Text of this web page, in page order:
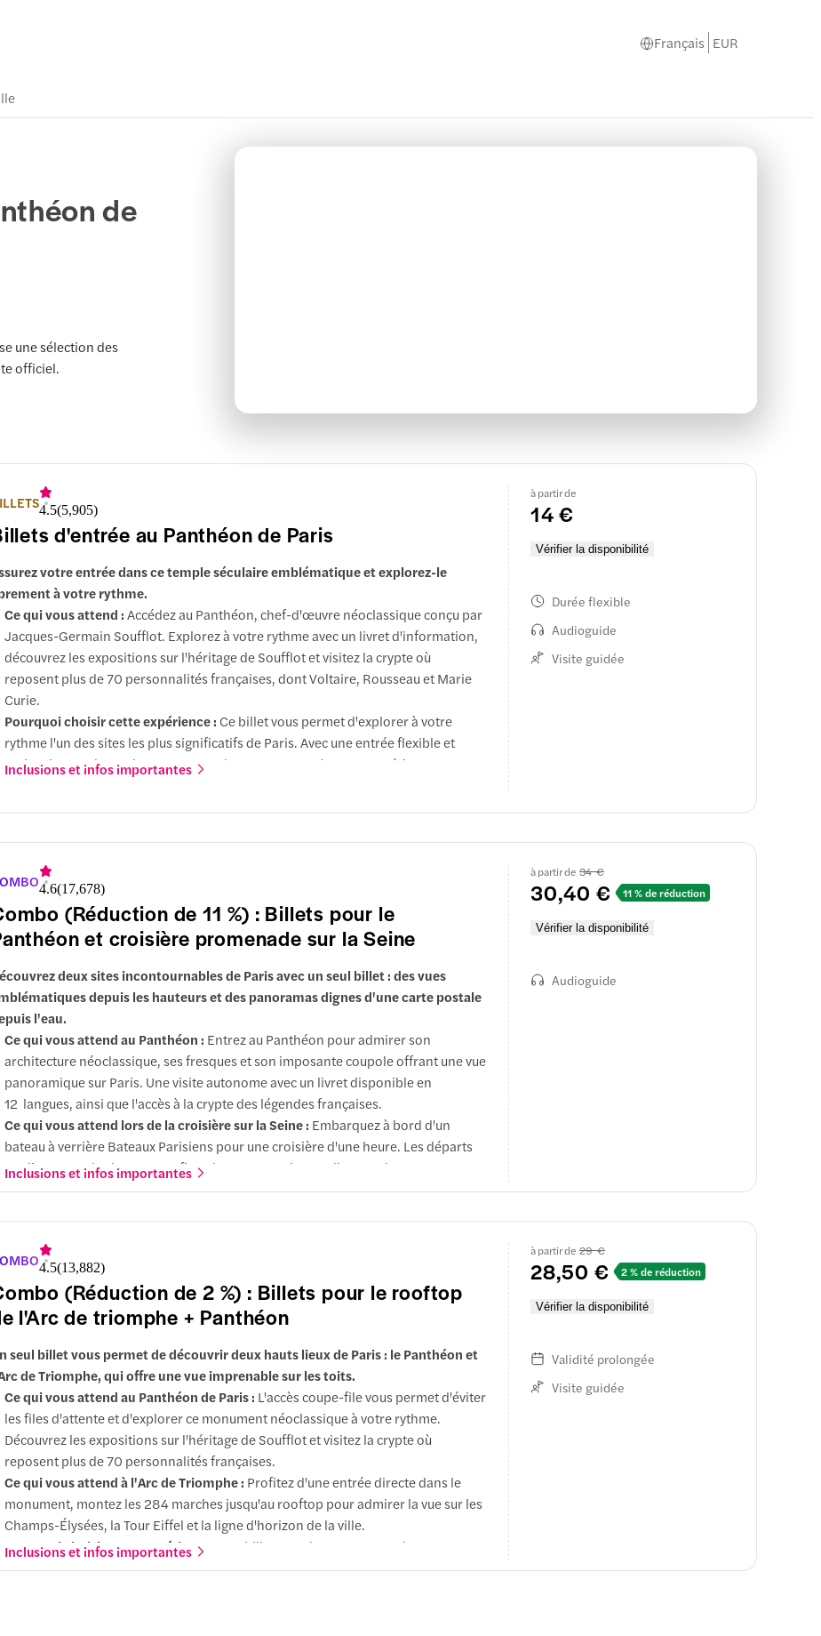
Français EUR
de
une sélection des
officiel.
4.5(5,905)
d'entrée au Panthéon de Paris
à partir de
14 €
Vérifier la disponibilité
Durée flexible
Audioguide
Visite guidée
votre entrée dans ce temple séculaire emblématique et explorez-le
à votre rythme.
Ce qui vous attend :Accédez au Panthéon, chef-d'œuvre néoclassique conçu par
Jacques-Germain Soufflot. Explorez à votre rythme avec un livret d'information,
découvrez les expositions sur l'héritage de Soufflot et visitez la crypte où
reposent plus de 70 personnalités françaises, dont Voltaire, Rousseau et Marie
Curie.
Pourquoi choisir cette expérience : Ce billet vous permet d'explorer à votre
rythme l'un des sites les plus significatifs de Paris. Avec une entrée flexible et
moins de monde que les autres grands monuments, c'est une expérience
heure le long de la Seine avec des commentaires audio disponibles en 14 langues.
Inclusions et infos importantes
4.6(17,678)
(Réduction de 11 %) : Billets pour le
et croisière promenade sur la Seine
à partir de 34 €
30,40 € 11 % de réduction
Vérifier la disponibilité
Audioguide
deux sites incontournables de Paris avec un seul billet : des vues
depuis les hauteurs et des panoramas dignes d'une carte postale
l'eau.
Ce qui vous attend au Panthéon : Entrez au Panthéon pour admirer son
architecture néoclassique, ses fresques et son imposante coupole offrant une vue
panoramique sur Paris. Une visite autonome avec un livret disponible en
12 langues, ainsi que l'accès à la crypte des légendes françaises.
Ce qui vous attend lors de la croisière sur la Seine : Embarquez à bord d'un
bateau à verrière Bateaux Parisiens pour une croisière d'une heure. Les départs
ont lieu toutes les heures. Profitez de commentaires audio en 11 langues et
passez devant le Louvre, la Tour Eiffel, le Musée d'Orsay et plus encore.
économique.
Inclusions et infos importantes
4.5(13,882)
(Réduction de 2 %) : Billets pour le rooftop
l'Arc de triomphe + Panthéon
à partir de 29 €
28,50 € 2 % de réduction
Vérifier la disponibilité
Validité prolongée
Visite guidée
seul billet vous permet de découvrir deux hauts lieux de Paris : le Panthéon et
de Triomphe, qui offre une vue imprenable sur les toits.
Ce qui vous attend au Panthéon de Paris : L'accès coupe-file vous permet d'éviter
les files d'attente et d'explorer ce monument néoclassique à votre rythme.
Découvrez les expositions sur l'héritage de Soufflot et visitez la crypte où
reposent plus de 70 personnalités françaises.
Ce qui vous attend à l'Arc de Triomphe : Profitez d'une entrée directe dans le
monument, montez les 284 marches jusqu'au rooftop pour admirer la vue sur les
Champs-Élysées, la Tour Eiffel et la ligne d'horizon de la ville.
Pourquoi choisir cette expérience :
Vos billets combo regroupent deux
expériences incontournables de Paris en un seul billet pratique. Vous bénéficiez
Inclusions et infos importantes